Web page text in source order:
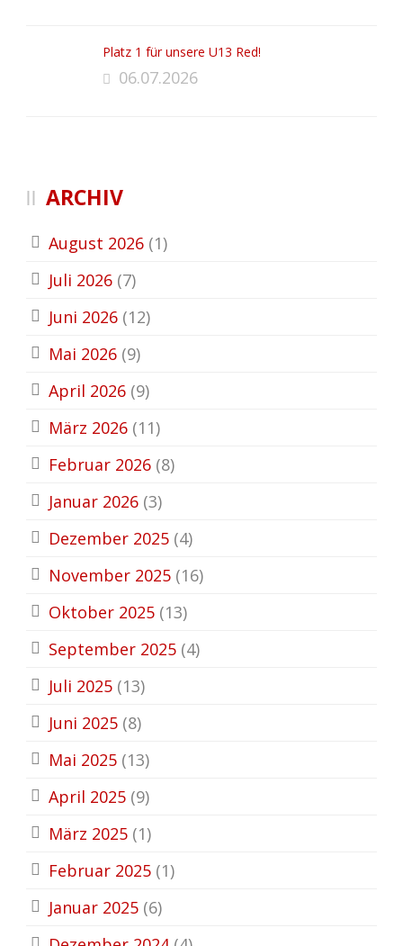
Platz 1 für unsere U13 Red!
06.07.2026
ARCHIV
August 2026 (1)
Juli 2026 (7)
Juni 2026 (12)
Mai 2026 (9)
April 2026 (9)
März 2026 (11)
Februar 2026 (8)
Januar 2026 (3)
Dezember 2025 (4)
November 2025 (16)
Oktober 2025 (13)
September 2025 (4)
Juli 2025 (13)
Juni 2025 (8)
Mai 2025 (13)
April 2025 (9)
März 2025 (1)
Februar 2025 (1)
Januar 2025 (6)